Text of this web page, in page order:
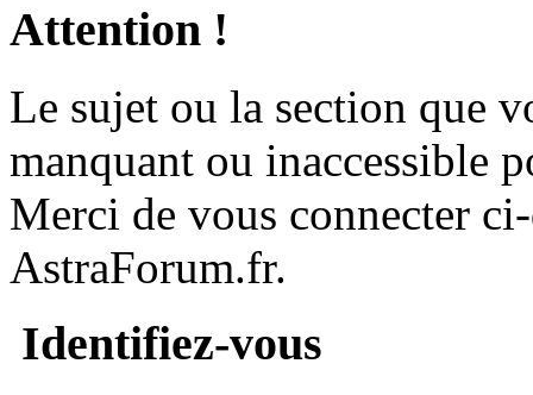
Attention !
Le sujet ou la section que
manquant ou inaccessible
Merci de vous connecter
AstraForum.fr.
Identifiez-vous